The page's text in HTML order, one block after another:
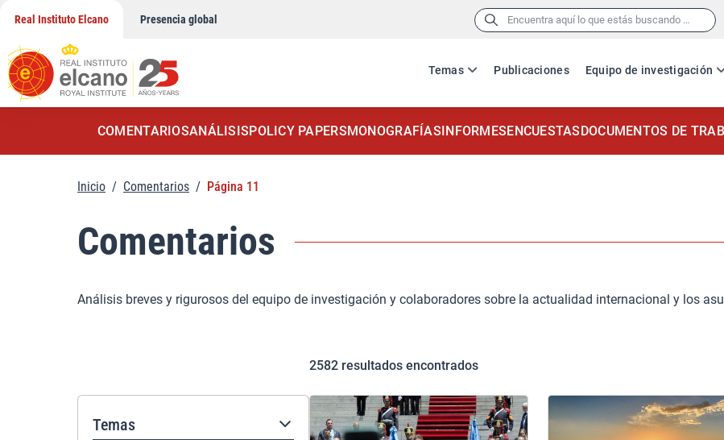
contenido
Real Instituto Elcano Presencia global Buscar:
Temas Publicaciones Equipo de investigación
COMENTARIOSANÁLISISPOLICY PAPERSMONOGRAFÍASINFORMESENCUESTASDOCUMENTOS DE
Inicio / Comentarios / Página 11
Comentarios
Análisis breves y rigurosos del equipo de investigación y colaboradores sobre la actualidad internacional y los
2582 resultados encontrados
Temas